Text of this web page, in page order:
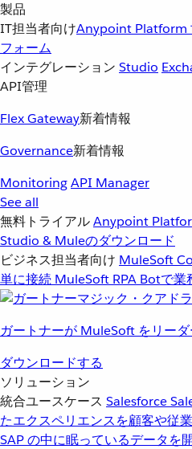
製品
IT担当者向けAnypoint Platform
フォーム
インテグレーション Studio
API管理
Flex Gateway新着情報
Governance新着情報
MonitoringAPI Manager
See all
無料トライアルAnypoint
Studio & Muleのダウンロード
ビジネス担当者向け MuleSoft
単に接続 MuleSoft RPA Botで業
ガートナーが MuleSoft をリー
ダウンロードする
ソリューション
統合ユースケース Salesforce
たエクスペリエンスを顧客や従
SAP の中に眠っているデータを